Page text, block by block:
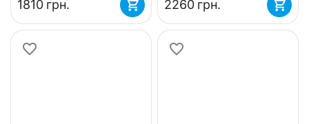
‍1810‍ грн. ‍2260‍ грн.